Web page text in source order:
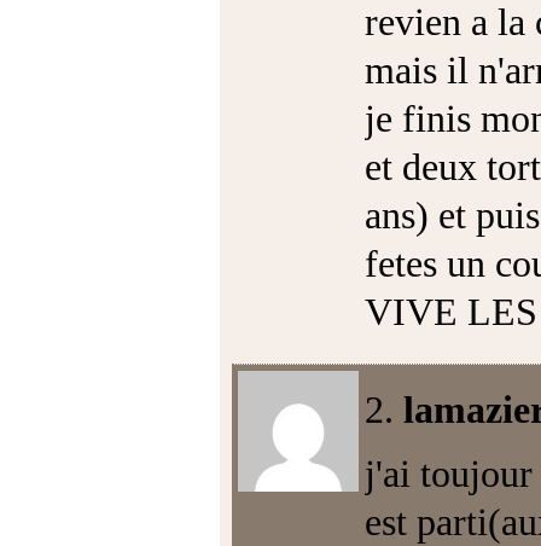
revien a la
mais il
je finis
et deux
ans) et
fetes un
VIVE
2.
j'ai toujour
est